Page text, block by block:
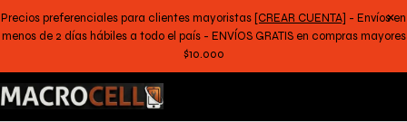
Precios preferenciales para clientes mayoristas [CREAR CUENTA] - Envíos en
menos de 2 días hábiles a todo el país - ENVÍOS GRATIS en compras mayores
$10.000